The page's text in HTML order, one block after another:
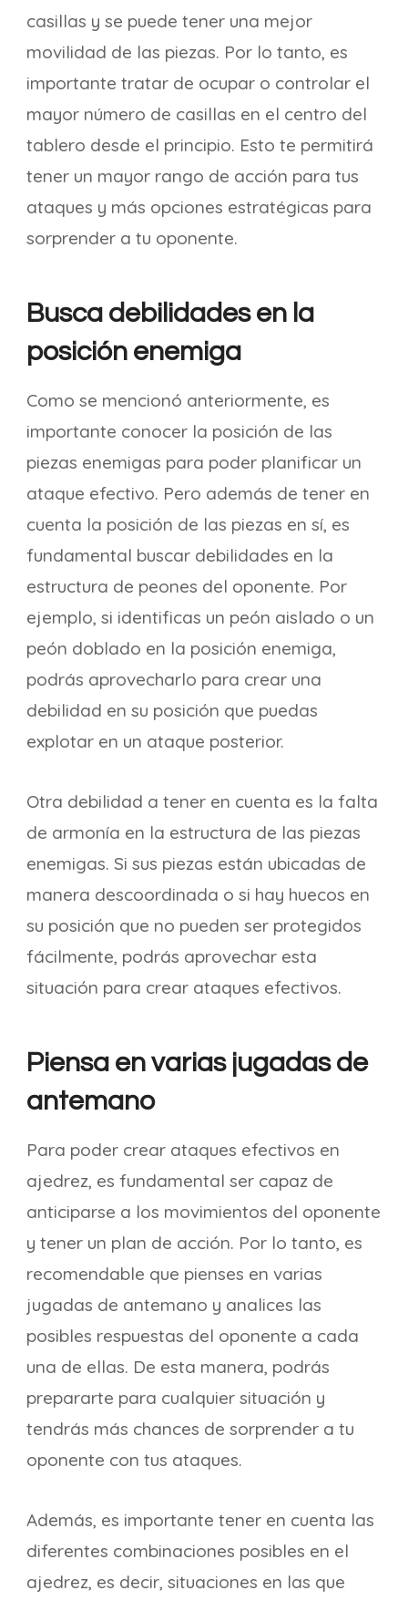
casillas y se puede tener una mejor
movilidad de las piezas. Por lo tanto, es
importante tratar de ocupar o controlar el
mayor número de casillas en el centro del
tablero desde el principio. Esto te permitirá
tener un mayor rango de acción para tus
ataques y más opciones estratégicas para
sorprender a tu oponente.
Busca debilidades en la
posición enemiga
Como se mencionó anteriormente, es
importante conocer la posición de las
piezas enemigas para poder planificar un
ataque efectivo. Pero además de tener en
cuenta la posición de las piezas en sí, es
fundamental buscar debilidades en la
estructura de peones del oponente. Por
ejemplo, si identificas un peón aislado o un
peón doblado en la posición enemiga,
podrás aprovecharlo para crear una
debilidad en su posición que puedas
explotar en un ataque posterior.
Otra debilidad a tener en cuenta es la falta
de armonía en la estructura de las piezas
enemigas. Si sus piezas están ubicadas de
manera descoordinada o si hay huecos en
su posición que no pueden ser protegidos
fácilmente, podrás aprovechar esta
situación para crear ataques efectivos.
Piensa en varias jugadas de
antemano
Para poder crear ataques efectivos en
ajedrez, es fundamental ser capaz de
anticiparse a los movimientos del oponente
y tener un plan de acción. Por lo tanto, es
recomendable que pienses en varias
jugadas de antemano y analices las
posibles respuestas del oponente a cada
una de ellas. De esta manera, podrás
prepararte para cualquier situación y
tendrás más chances de sorprender a tu
oponente con tus ataques.
Además, es importante tener en cuenta las
diferentes combinaciones posibles en el
ajedrez, es decir, situaciones en las que